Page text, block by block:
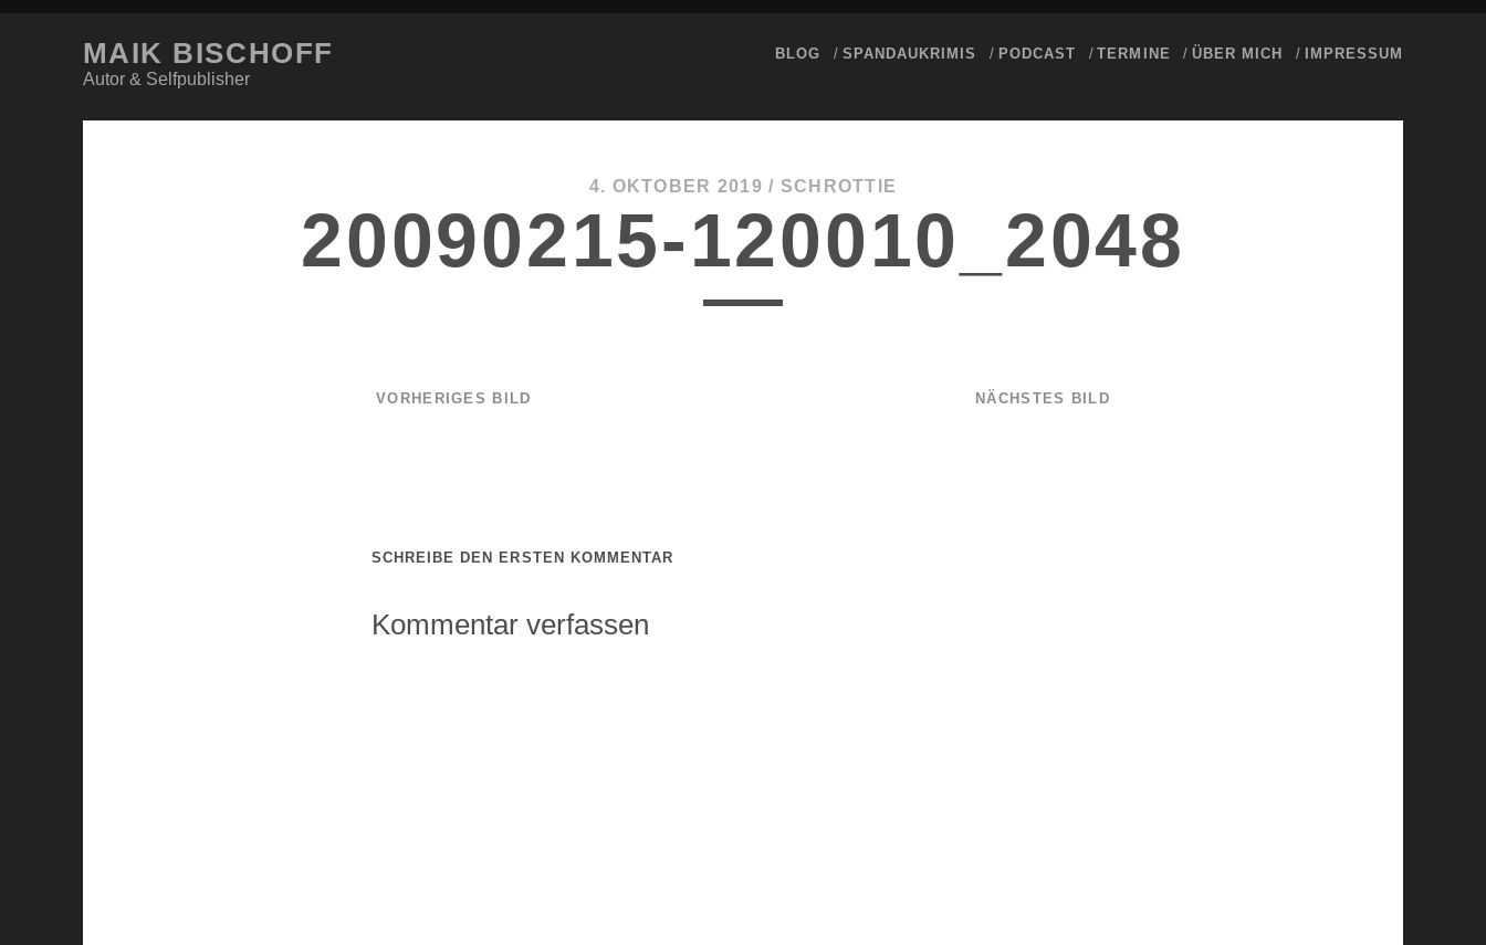
MAIK BISCHOFF
Autor & Selfpublisher
BLOG SPANDAUKRIMIS PODCAST TERMINE ÜBER MICH IMPRESSUM
4. OKTOBER 2019 / SCHROTTIE
20090215-120010_2048
VORHERIGES BILD NÄCHSTES BILD
SCHREIBE DEN ERSTEN KOMMENTAR
Kommentar verfassen